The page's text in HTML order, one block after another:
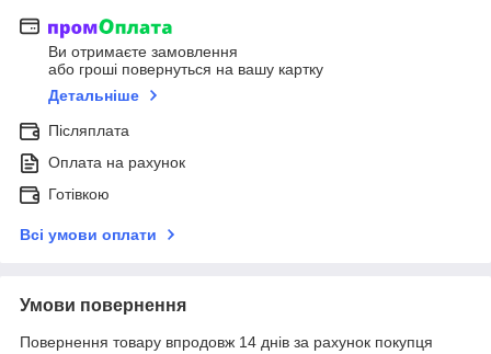
Ви отримаєте замовлення
або гроші повернуться на вашу картку
Детальніше
Післяплата
Оплата на рахунок
Готівкою
Всі умови оплати
Умови повернення
Повернення товару впродовж 14 днів за рахунок покупця